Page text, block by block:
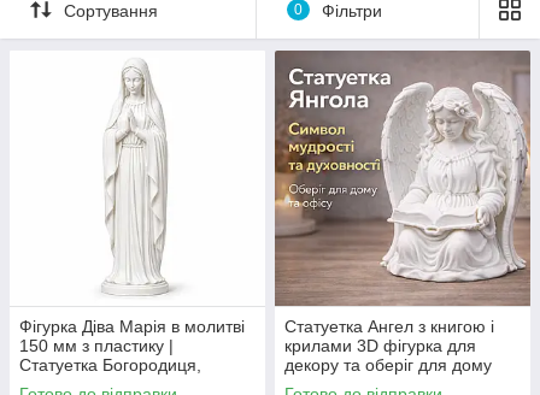
Сортування 0 Фільтри
Фігурка Діва Марія в молитві
150 мм з пластику |
Статуетка Богородиця,
християнський декор
Статуетка Ангел з книгою і
крилами 3D фігурка для
декору та оберіг для дому
100мм